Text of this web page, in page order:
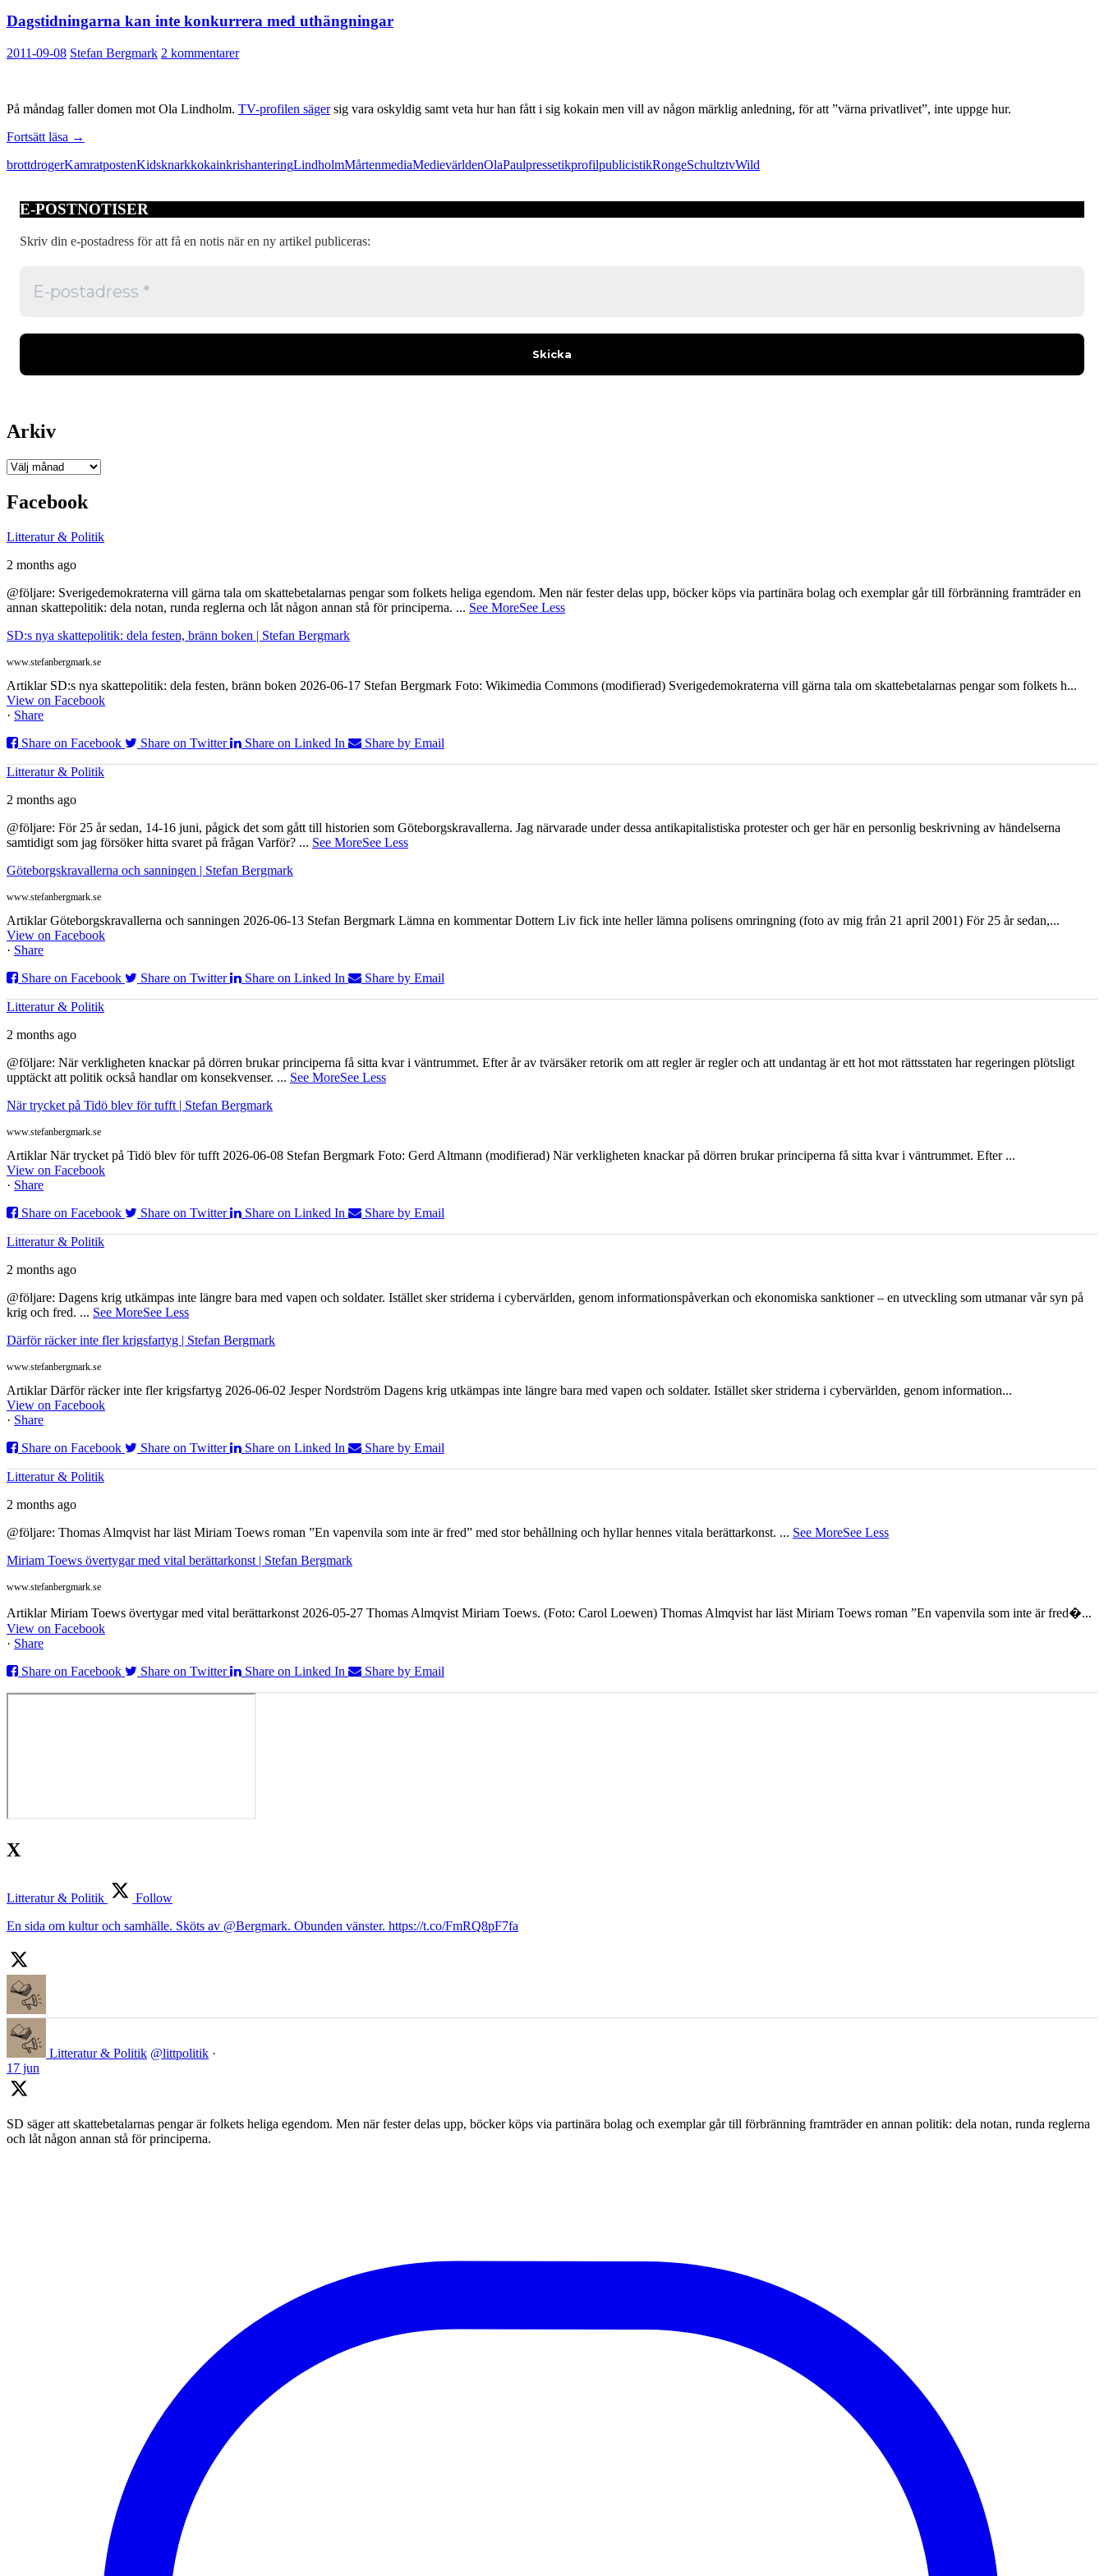
Dagstidningarna kan inte konkurrera med uthängningar
2011-09-08 Stefan Bergmark 2 kommentarer
På måndag faller domen mot Ola Lindholm. TV-profilen sägersig vara oskyldig samt veta hur han fått i sig kokain men vill av någon märklig anledning, för att ”värna privatlivet”, inte uppge hur.
Fortsätt läsa Dagstidningarna
inte
uthängningar
→
brottdrogerKamratpostenKidsknarkkokainkrishanteringLindholmMårtenmediaMedievärldenOlaPaulpressetikprofilpublicistikRongeSchultztvWild
E-POSTNOTISER
Skriv din e-postadress för att få en notis när en ny artikel publiceras:
Arkiv
Arkiv
Facebook
Litteratur & Politik
2 months ago
@följare: Sverigedemokraterna vill gärna tala om skattebetalarnas pengar som folkets heliga egendom. Men när fester delas upp, böcker köps via partinära bolag och exemplar går till förbränning framträder en
annan skattepolitik: dela notan, runda reglerna och låt någon annan stå för principerna. ... See MoreSee Less
SD:s nya skattepolitik: dela festen, bränn boken | Stefan Bergmark
www.stefanbergmark.se
Artiklar SD:s nya skattepolitik: dela festen, bränn boken 2026-06-17 Stefan Bergmark Foto: Wikimedia Commons (modifierad) Sverigedemokraterna vill gärna tala om skattebetalarnas pengar som folkets h...
View on Facebook
· Share
Share on Facebook
Share on Twitter Share on Linked In Share by Email
Litteratur & Politik
2 months ago
@följare: För 25 år sedan, 14-16 juni, pågick det som gått till historien som Göteborgskravallerna. Jag närvarade under dessa antikapitalistiska protester och ger här en personlig beskrivning av händelserna
samtidigt som jag försöker hitta svaret på frågan Varför? ... See MoreSee Less
Göteborgskravallerna och sanningen | Stefan Bergmark
www.stefanbergmark.se
Artiklar Göteborgskravallerna och sanningen 2026-06-13 Stefan Bergmark Lämna en kommentar Dottern Liv fick inte heller lämna polisens omringning (foto av mig från 21 april 2001) För 25 år sedan,...
View on Facebook
· Share
Share on Facebook
Share on Twitter Share on Linked In Share by Email
Litteratur & Politik
2 months ago
@följare: När verkligheten knackar på dörren brukar principerna få sitta kvar i väntrummet. Efter år av tvärsäker retorik om att regler är regler och att undantag är ett hot mot rättsstaten har regeringen plötsligt
upptäckt att politik också handlar om konsekvenser. ... See MoreSee Less
När trycket på Tidö blev för tufft | Stefan Bergmark
www.stefanbergmark.se
Artiklar När trycket på Tidö blev för tufft 2026-06-08 Stefan Bergmark Foto: Gerd Altmann (modifierad) När verkligheten knackar på dörren brukar principerna få sitta kvar i väntrummet. Efter ...
View on Facebook
· Share
Share on Facebook
Share on Twitter Share on Linked In Share by Email
Litteratur & Politik
2 months ago
@följare: Dagens krig utkämpas inte längre bara med vapen och soldater. Istället sker striderna i cybervärlden, genom informationspåverkan och ekonomiska sanktioner – en utveckling som utmanar vår syn på
krig och fred. ... See MoreSee Less
Därför räcker inte fler krigsfartyg | Stefan Bergmark
www.stefanbergmark.se
Artiklar Därför räcker inte fler krigsfartyg 2026-06-02 Jesper Nordström Dagens krig utkämpas inte längre bara med vapen och soldater. Istället sker striderna i cybervärlden, genom information...
View on Facebook
· Share
Share on Facebook
Share on Twitter Share on Linked In Share by Email
Litteratur & Politik
2 months ago
@följare: Thomas Almqvist har läst Miriam Toews roman ”En vapenvila som inte är fred” med stor behållning och hyllar hennes vitala berättarkonst. ... See MoreSee Less
Miriam Toews övertygar med vital berättarkonst | Stefan Bergmark
www.stefanbergmark.se
Artiklar Miriam Toews övertygar med vital berättarkonst 2026-05-27 Thomas Almqvist Miriam Toews. (Foto: Carol Loewen) Thomas Almqvist har läst Miriam Toews roman ”En vapenvila som inte är fred�...
View on Facebook
· Share
Share on Facebook
Share on Twitter Share on Linked In Share by Email
X
Litteratur & Politik
Follow
En sida om kultur och samhälle. Sköts av @Bergmark. Obunden vänster. https://t.co/FmRQ8pF7fa
Litteratur & Politik @littpolitik ·
17 jun
SD säger att skattebetalarnas pengar är folkets heliga egendom. Men när fester delas upp, böcker köps via partinära bolag och exemplar går till förbränning framträder en annan politik: dela notan, runda reglerna
och låt någon annan stå för principerna.